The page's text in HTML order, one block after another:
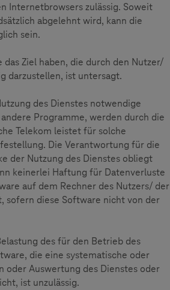
Internetbrowsers zulässig. Soweit
abgelehnt wird, kann die
sein.
Ziel haben, die durch den Nutzer/
darzustellen, ist untersagt.
des Dienstes notwendige
Programme, werden durch die
Telekom leistet für solche
Die Verantwortung für die
der Nutzung des Dienstes obliegt
keinerlei Haftung für Datenverluste
auf dem Rechner des Nutzers/ der
sofern diese Software nicht von der
des für den Betrieb des
die eine systematische oder
oder Auswertung des Dienstes oder
ist unzulässig.